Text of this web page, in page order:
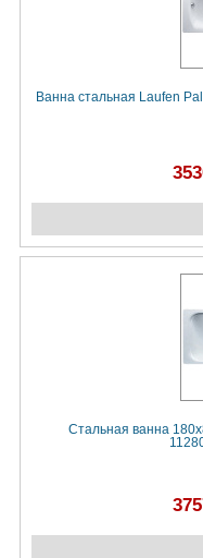
Ванна стальная Laufen
Стальная ванна